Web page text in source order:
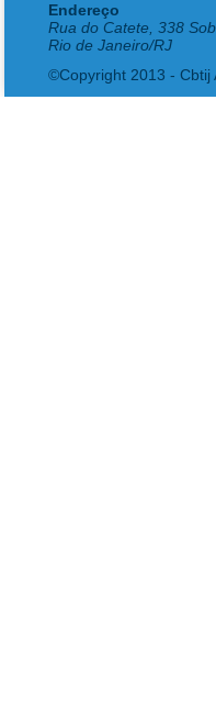
Endereço
Rua do Catete, 338
Rio de Janeiro/RJ
©Copyright 2013 - Cbtij